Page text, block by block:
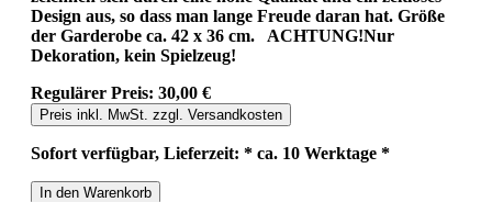
Design aus, so dass man lange Freude daran hat. Größe
der Garderobe ca. 42 x 36 cm. ACHTUNG!Nur
Dekoration, kein Spielzeug!
Regulärer Preis: 30,00 €
Preis inkl. MwSt. zzgl. Versandkosten
Sofort verfügbar, Lieferzeit: * ca. 10 Werktage *
In den Warenkorb